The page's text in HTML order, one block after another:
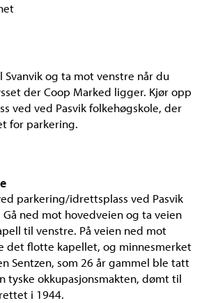
Svanvik og ta mot venstre når du
der Coop Marked ligger. Kjør opp
ved ved Pasvik folkehøgskole, der
for parkering.
parkering/idrettsplass ved Pasvik
ned mot hovedveien og ta veien
til venstre. På veien ned mot
det flotte kapellet, og minnesmerket
Sentzen, som 26 år gammel ble tatt
tyske okkupasjonsmakten, dømt til
i 1944.